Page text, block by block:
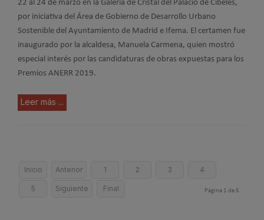
22 al 24 de marzo en la Galería de Cristal del Palacio de Cibeles,
por iniciativa del Área de Gobierno de Desarrollo Urbano
Sostenible del Ayuntamiento de Madrid e Ifema. El certamen fue
inaugurado por la alcaldesa, Manuela Carmena, quien mostró
especial interés por las candidaturas de obras expuestas para los
Premios ANERR 2019.
Leer más ...
Inicio Anterior 1 2 3 4
5 Siguiente Final Página 1 de 5